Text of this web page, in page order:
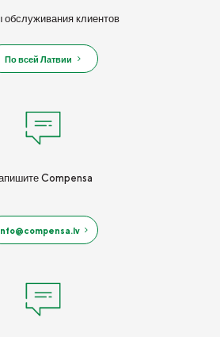
обслуживания клиентов
По всей Латвии
Compensa